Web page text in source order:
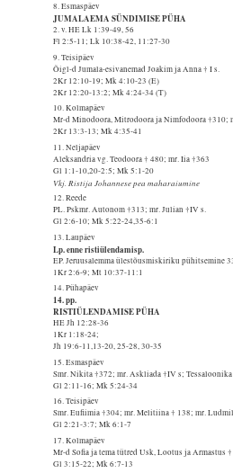
8. Esmaspäev
JUMALAEMA SÜNDIMISE PÜHA
2. v. HE Lk 1:39-49, 56
Fl 2:5-11; Lk 10:38-42, 11:27-30
9. Teisipäev
Õigl-d Jumala-esivanemad Joakim ja Anna † I s.
2Kr 12:10-19; Mk 4:10-23 (E)
2Kr 12:20-13:2; Mk 4:24-34 (T)
10. Kolmapäev
Mr-d Minodoora, Mitrodoora ja Nimfodoora †310;
2Kr 13:3-13; Mk 4:35-41
11. Neljapäev
Aleksandria vg. Teodoora † 480; mr. Iia †363
Gl 1:1-10,20-2:5; Mk 5:1-20
Vkj. Ristija Johannese pea maharaiumine
12. Reede
PL. Pskmr. Autonom †313; mr. Julian †IV s.
Gl 2:6-10; Mk 5:22-24,35-6:1
13. Laupäev
Lp. enne ristiülendamisp.
EP. Jeruusalemma ülestõusmiskiriku pühitsemine
1Kr 2:6-9; Mt 10:37-11:1
14. Pühapäev
14. pp.
RISTIÜLENDAMISE PÜHA
HE Jh 12:28-36
1Kr 1:18-24;
Jh 19:6-11,13-20, 25-28, 30-35
15. Esmaspäev
Smr. Nikita †372; mr. Askliada †IV s;
Gl 2:11-16; Mk 5:24-34
16. Teisipäev
Smr. Eufiimia †304; mr. Melitiina † 138; mr.
Gl 2:21-3:7; Mk 6:1-7
17. Kolmapäev
Mr-d Sofia ja tema tütred Usk, Lootus ja Armastus
Gl 3:15-22; Mk 6:7-13